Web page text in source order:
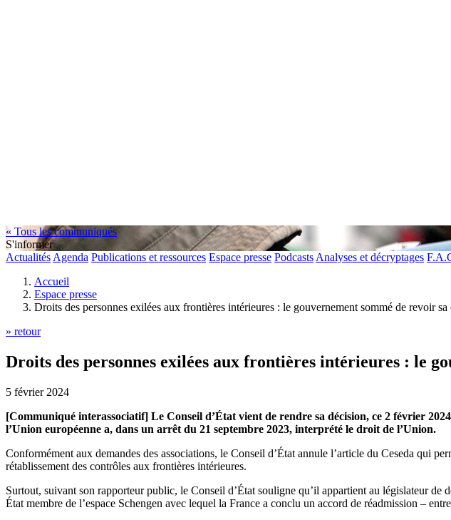
« Tous les communiqués
S'informer
Actualités Agenda Publications et ressources Espace presse Podcasts Analyses et décryptages
Accueil
Espace presse
Droits des personnes exilées aux frontières intérieures : le gouvernement sommé de revoir sa
» retour
Droits des personnes exilées aux frontières intérieures : le
5 février 2024
[Communiqué interassociatif] Le Conseil d’État vient de rendre sa décision, ce 2 février
l’Union européenne a, dans un arrêt du 21 septembre 2023, interprété le droit de l’Union.
Conformément aux demandes des associations, le Conseil d’État annule l’article du Ceseda qui
rétablissement des contrôles aux frontières intérieures.
Surtout, suivant son rapporteur public, le Conseil d’État souligne qu’il appartient au législateur
État membre de l’espace Schengen avec lequel la France a conclu un accord de réadmission –